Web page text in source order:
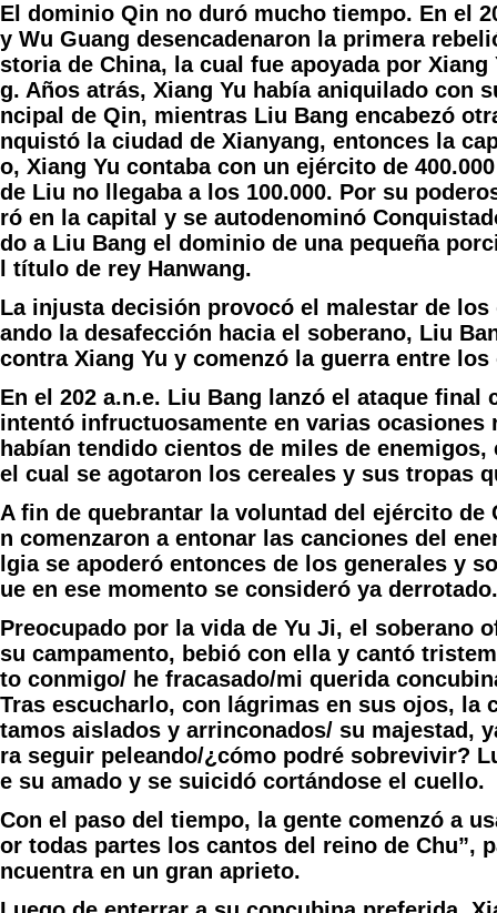
El dominio Qin no duró mucho tiempo. En el
y Wu Guang desencadenaron la primera
storia de China, la cual fue apoyada por
g. Años atrás, Xiang Yu había aniquilado con
ncipal de Qin, mientras Liu Bang encabezó
nquistó la ciudad de Xianyang, entonces la
o, Xiang Yu contaba con un ejército de
de Liu no llegaba a los 100.000. Por su
ró en la capital y se autodenominó
do a Liu Bang el dominio de una pequeña
l título de rey Hanwang.
La injusta decisión provocó el malestar de los
ando la desafección hacia el soberano, Liu
contra Xiang Yu y comenzó la guerra entre los
En el 202 a.n.e. Liu Bang lanzó el ataque final
intentó infructuosamente en varias ocasiones
habían tendido cientos de miles de
el cual se agotaron los cereales y sus tropas
A fin de quebrantar la voluntad del ejército de
n comenzaron a entonar las canciones del
lgia se apoderó entonces de los generales y
ue en ese momento se consideró ya derrotado.
Preocupado por la vida de Yu Ji, el soberano
su campamento, bebió con ella y cantó
to conmigo/ he fracasado/mi querida
Tras escucharlo, con lágrimas en sus ojos, la
tamos aislados y arrinconados/ su majestad,
ra seguir peleando/¿cómo podré sobrevivir?
e su amado y se suicidó cortándose el cuello.
Con el paso del tiempo, la gente comenzó a
or todas partes los cantos del reino de Chu”,
ncuentra en un gran aprieto.